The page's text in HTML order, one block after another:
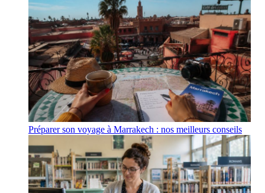
Préparer son voyage à Marrakech : nos meilleurs conseils